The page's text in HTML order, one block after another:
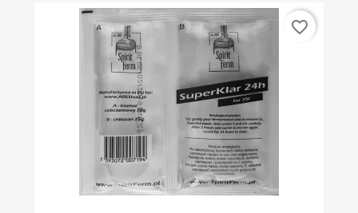
favorite_border